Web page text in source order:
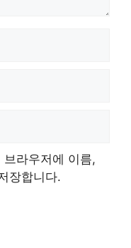
라우저에 이름,
장합니다.